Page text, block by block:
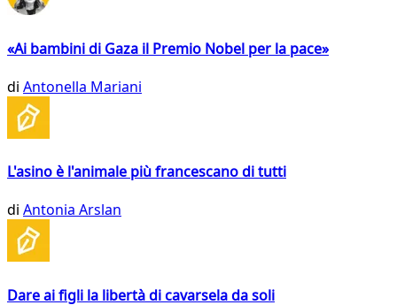
«Ai bambini di Gaza il Premio Nobel per la pace»
di Antonella Mariani
L'asino è l'animale più francescano di tutti
di Antonia Arslan
Dare ai figli la libertà di cavarsela da soli